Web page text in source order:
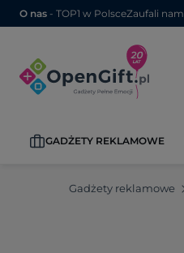
O nas - TOP1 w PolsceZaufali nam
GADŻETY REKLAMOWE
Gadżety reklamowe